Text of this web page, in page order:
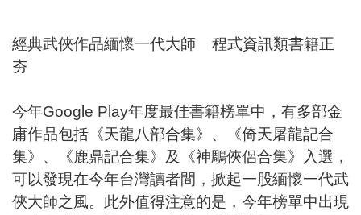
經典武俠作品緬懷一代大師 程式資訊類書籍正
夯
今年Google Play年度最佳書籍榜單中，有多部金
庸作品包括《天龍八部合集》、《倚天屠龍記合
集》、《鹿鼎記合集》及《神鵰俠侶合集》入選，
可以發現在今年台灣讀者間，掀起一股緬懷一代武
俠大師之風。此外值得注意的是，今年榜單中出現